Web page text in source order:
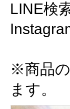
LINE検
※商品
ます。